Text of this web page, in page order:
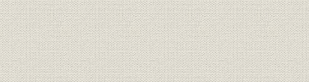
第1節 海運不況
第2節 大阪商船の積極策
1. 合理化と郵商協調